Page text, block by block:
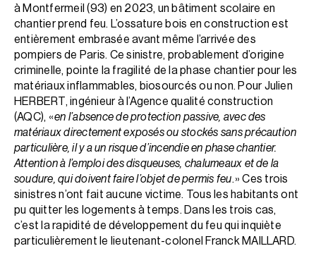
à Montfermeil (93) en 2023, un bâtiment scolaire en
chantier prend feu. L’ossature bois en construction est
entièrement embrasée avant même l’arrivée des
pompiers de Paris. Ce sinistre, probablement d’origine
criminelle, pointe la fragilité de la phase chantier pour les
matériaux inflammables, biosourcés ou non. Pour Julien
HERBERT, ingénieur à l’Agence qualité construction
(AQC), «en l’absence de protection passive, avec des
matériaux directement exposés ou stockés sans précaution
particulière, il y a un risque d’incendie en phase chantier.
Attention à l’emploi des disqueuses, chalumeaux et de la
soudure, qui doivent faire l’objet de permis feu. » Ces trois
sinistres n’ont fait aucune victime. Tous les habitants ont
pu quitter les logements à temps. Dans les trois cas,
c’est la rapidité de développement du feu qui inquiète
particulièrement le lieutenant-colonel Franck MAILLARD.